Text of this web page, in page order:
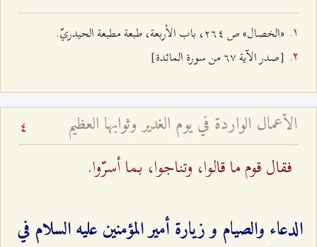
«الخصال» ص ٢٦٤، باب الأربعة، طبعة مطبعة الحيدريّ.
[صدر الآية ٦۷ من سورة المائدة]
الأعمال الواردة في يوم الغدير وثوابها العظيم 4
فقال قوم ما قالوا، وتناجوا، بما أسرّوا.
الدعاء والصيام و زيارة أمير المؤمنين عليه ‌السلام في